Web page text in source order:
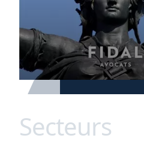
Secteurs